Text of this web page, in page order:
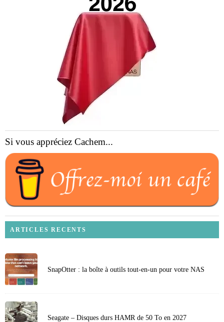
Si vous appréciez Cachem...
ARTICLES RECENTS
SnapOtter : la boîte à outils tout-en-un pour votre NAS
Seagate – Disques durs HAMR de 50 To en 2027